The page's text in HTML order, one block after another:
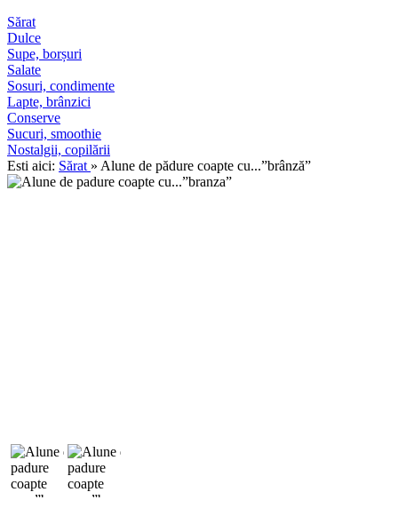
Sărat
Dulce
Supe, borșuri
Salate
Sosuri, condimente
Lapte, brânzici
Conserve
Sucuri, smoothie
Nostalgii, copilării
Esti aici: Sărat » Alune de pădure coapte cu...”brânză”